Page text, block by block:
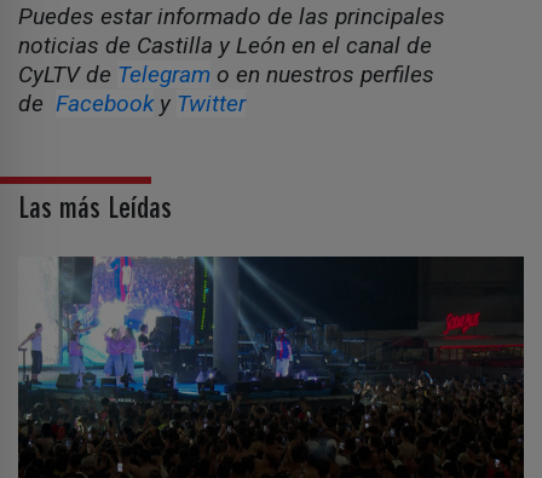
Puedes estar informado de las principales
noticias de Castilla y León en el canal de
CyLTV de Telegram o en nuestros perfiles
de Facebooky Twitter
Las más Leídas